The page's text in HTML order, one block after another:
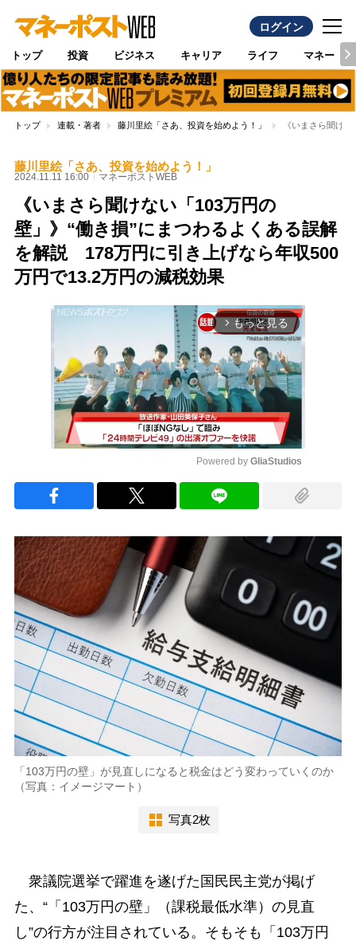
ログイン
トップ 投資 ビジネス キャリア ライフ マネー
トップ 連載・著者 藤川里絵「さあ、投資を始めよう！」 《いまさら聞け
藤川里絵「さあ、投資を始めよう！」
2024.11.11 16:00 マネーポストWEB
《いまさら聞けない「103万円の
壁」》“働き損”にまつわるよくある誤解
を解説 178万円に引き上げなら年収500
万円で13.2万円の減税効果
arrow_forward_ios もっと見る
Powered by GliaStudios
「103万円の壁」が見直しになると税金はどう変わっていくのか
（写真：イメージマート）
写真2枚
衆議院選挙で躍進を遂げた国民民主党が掲げ
た、“「103万円の壁」（課税最低水準）の見直
し”の行方が注目されている。そもそも「103万円